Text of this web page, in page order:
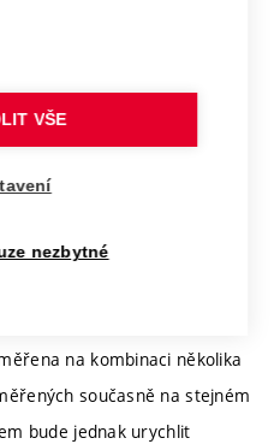
ÚPT AV ČR, která
kryogenní
rotační platformou.
Ph.D.
na kombinaci několika
současně na stejném
bude jednak urychlit
VŠE
nezbytné